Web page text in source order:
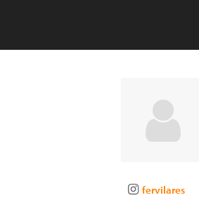
fervilares